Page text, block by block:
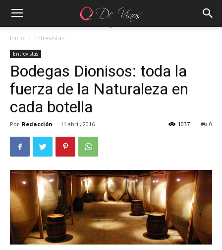
Inicio Entrevistas
Entrevistas
Bodegas Dionisos: toda la
fuerza de la Naturaleza en
cada botella
Por Redacción - 11 abril, 2016 0
1037